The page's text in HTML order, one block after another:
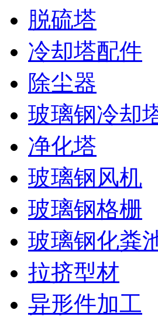
脱硫塔
冷却塔配件
除尘器
玻璃钢冷却
净化塔
玻璃钢风机
玻璃钢格栅
玻璃钢化粪
拉挤型材
异形件加工